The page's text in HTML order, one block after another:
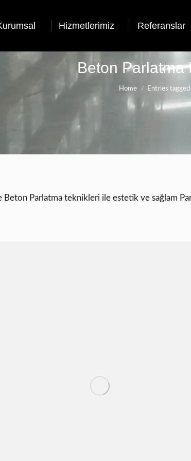
Hizmetlerimiz Referanslar
Beton Parlatma
Home Entries tagged
Beton Parlatma teknikleri ile estetik ve sağlam